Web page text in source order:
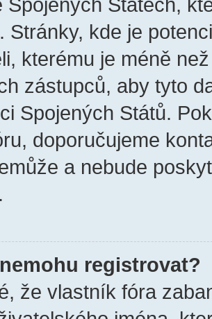
Stránky, kde je
kterému je méně
zástupců, aby tyto
Spojených Států.
doporučujeme
a nebude
registrovat?
že vlastník fóra